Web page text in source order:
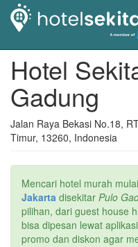
Hotel
Gadung
Jalan Raya Bekasi No.18,
Timur, 13260, Indonesia
Mencari hotel murah
Jakarta disekitar Pulo
pilihan, dari guest house
bisa dipesan lewat
promo dan diskon agar